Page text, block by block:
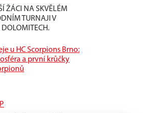
ŽÁCI NA SKVĚLÉM
TURNAJI V
DOLOMITECH.
u HC Scorpions Brno:
a první krůčky